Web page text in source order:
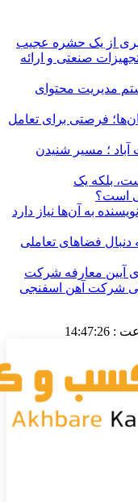
از یک حشره عجیب
صنعتی و ارائه
مدیریت محتوای
فرصتی برای تعامل
؛ مسیر شنیدن
بلکه یک
است؟
دنبال فضاهای تعاملی
آیین معارفه شرکت
شرکت آهن اسفنجی
:
14:47:27